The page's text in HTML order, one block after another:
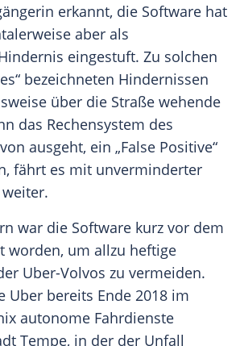
erkannt, die Software hat
aber als
eingestuft. Zu solchen
bezeichneten Hindernissen
über die Straße wehende
das Rechensystem des
ausgeht, ein „False Positive“
fährt es mit unverminderter
war die Software kurz vor dem
worden, um allzu heftige
Uber-Volvos zu vermeiden.
Uber bereits Ende 2018 im
autonome Fahrdienste
Tempe, in der der Unfall